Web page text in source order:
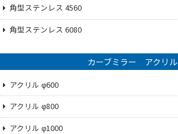
角型ステンレス 4560
角型ステンレス 6080
カーブミラー アクリル
アクリル φ600
アクリル φ800
アクリル φ1000